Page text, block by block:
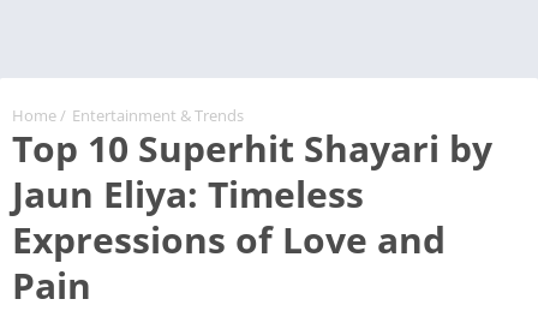
Home / Entertainment & Trends
Top 10 Superhit Shayari by
Jaun Eliya: Timeless
Expressions of Love and
Pain